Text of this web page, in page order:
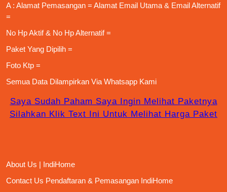
A : Alamat Pemasangan = Alamat Email Utama & Email Alternatif
=
No Hp Aktif & No Hp Alternatif =
Paket Yang Dipilih =
Foto Ktp =
Semua Data Dilampirkan Via Whatsapp Kami
Saya Sudah Paham Saya Ingin Melihat Paketnya
Silahkan Klik Text Ini Untuk Melihat Harga Paket
About Us | IndiHome
Contact Us Pendaftaran & Pemasangan IndiHome